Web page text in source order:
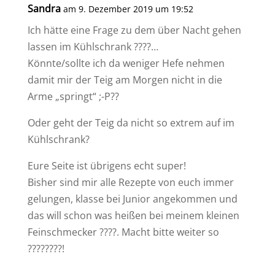
Sandra am 9. Dezember 2019 um 19:52
Ich hätte eine Frage zu dem über Nacht gehen
lassen im Kühlschrank ????…
Könnte/sollte ich da weniger Hefe nehmen
damit mir der Teig am Morgen nicht in die
Arme „springt“ ;-P??
Oder geht der Teig da nicht so extrem auf im
Kühlschrank?
Eure Seite ist übrigens echt super!
Bisher sind mir alle Rezepte von euch immer
gelungen, klasse bei Junior angekommen und
das will schon was heißen bei meinem kleinen
Feinschmecker ????. Macht bitte weiter so
????????!